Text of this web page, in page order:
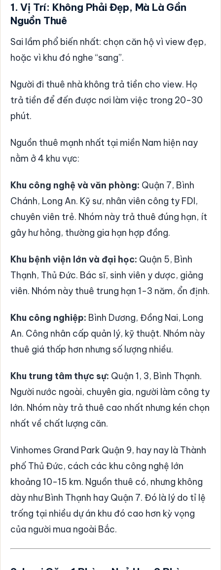
1. Vị Trí: Không Phải Đẹp, Mà Là Gần
Nguồn Thuê
Sai lầm phổ biến nhất: chọn căn hộ vì view đẹp,
hoặc vì khu đó nghe “sang”.
Người đi thuê nhà không trả tiền cho view. Họ
trả tiền để đến được nơi làm việc trong 20-30
phút.
Nguồn thuê mạnh nhất tại miền Nam hiện nay
nằm ở 4 khu vực:
Khu công nghệ và văn phòng: Quận 7, Bình
Chánh, Long An. Kỹ sư, nhân viên công ty FDI,
chuyên viên trẻ. Nhóm này trả thuê đúng hạn, ít
gây hư hỏng, thường gia hạn hợp đồng.
Khu bệnh viện lớn và đại học: Quận 5, Bình
Thạnh, Thủ Đức. Bác sĩ, sinh viên y dược, giảng
viên. Nhóm này thuê trung hạn 1-3 năm, ổn định.
Khu công nghiệp: Bình Dương, Đồng Nai, Long
An. Công nhân cấp quản lý, kỹ thuật. Nhóm này
thuê giá thấp hơn nhưng số lượng nhiều.
Khu trung tâm thực sự: Quận 1, 3, Bình Thạnh.
Người nước ngoài, chuyên gia, người làm công ty
lớn. Nhóm này trả thuê cao nhất nhưng kén chọn
nhất về chất lượng căn.
Vinhomes Grand Park Quận 9, hay nay là Thành
phố Thủ Đức, cách các khu công nghệ lớn
khoảng 10-15 km. Nguồn thuê có, nhưng không
dày như Bình Thạnh hay Quận 7. Đó là lý do tỉ lệ
trống tại nhiều dự án khu đó cao hơn kỳ vọng
của người mua ngoài Bắc.